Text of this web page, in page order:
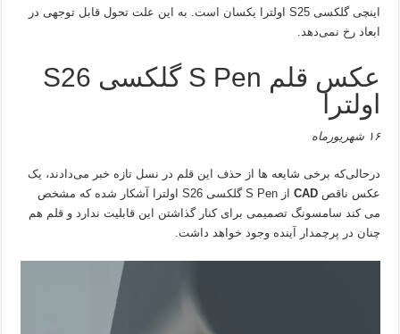
اینچی گلکسی S25 اولترا یکسان است. به این علت تحول قابل توجهی در
ابعاد رخ نمی‌دهد.
عکس قلم S Pen گلکسی S26
اولترا
۱۶ شهریورماه
درحالی‌که برخی شایعه ها از حذف این قلم در نسل تازه خبر می‌دادند، یک
عکس ناقصCAD
از S Pen گلکسی S26 اولترا آشکار شده که مشخص
می کند سامسونگ تصمیمی برای کنار گذاشتن این قابلیت ندارد و قلم هم
چنان در پرچمدار آینده وجود خواهد داشت.